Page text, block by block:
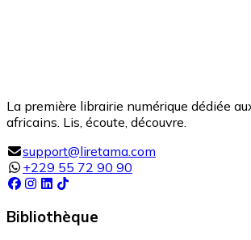
La première librairie numérique dédiée
africains. Lis, écoute, découvre.
support@liretama.com
+229 55 72 90 90
Bibliothèque